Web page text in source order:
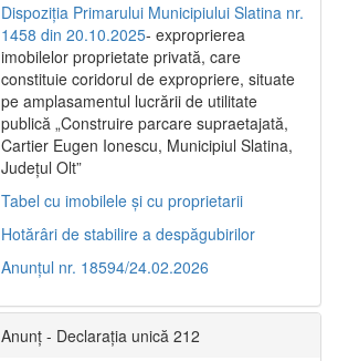
Dispoziția Primarului Municipiului Slatina nr.
1458 din 20.10.2025- exproprierea
imobilelor proprietate privată, care
constituie coridorul de expropriere, situate
pe amplasamentul lucrării de utilitate
publică „Construire parcare supraetajată,
Cartier Eugen Ionescu, Municipiul Slatina,
Județul Olt”
Tabel cu imobilele și cu proprietarii
Hotărâri de stabilire a despăgubirilor
Anunțul nr. 18594/24.02.2026
Anunț - Declarația unică 212